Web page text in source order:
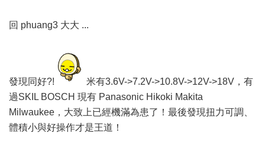
回 phuang3 大大 ...
發現同好?!
米有3.6V->7.2V->10.8V->12V->18V，有
過SKIL BOSCH 現有 Panasonic Hikoki Makita
Milwaukee，大致上已經機滿為患了！最後發現扭力可調、
體積小與好操作才是王道！